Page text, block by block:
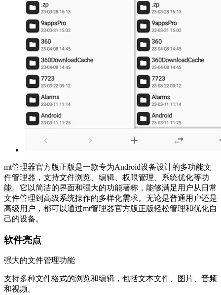
mt管理器官方版正版是一款专为Android设备设计的多功能文
件管理器，支持文件浏览、编辑、权限管理、系统优化等功
能。它以简洁的界面和强大的功能著称，能够满足用户从日常
文件管理到高级系统操作的多样化需求。无论是普通用户还是
高级用户，都可以通过mt管理器官方版正版轻松管理和优化自
己的设备。
软件亮点
强大的文件管理功能
支持多种文件格式的浏览和编辑，包括文本文件、图片、音频
和视频。